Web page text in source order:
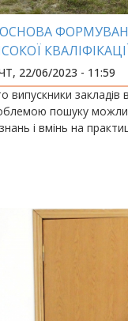
22/06/2023 - 11:59
випускники закладів
пошуку
і вмінь на